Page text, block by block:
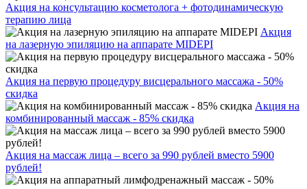
Акция на консультацию косметолога + фотодинамическую
терапию лица
Акция
на лазерную эпиляцию на аппарате MIDEPI
Акция на первую процедуру висцерального массажа - 50%
скидка
Акция на
комбинированный массаж - 85% скидка
Акция на массаж лица – всего за 990 рублей вместо 5900
рублей!